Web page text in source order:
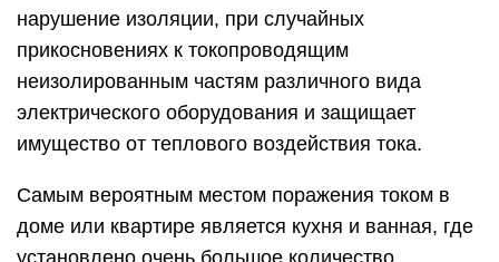
нарушение изоляции, при случайных
прикосновениях к токопроводящим
неизолированным частям различного вида
электрического оборудования и защищает
имущество от теплового воздействия тока.
Самым вероятным местом поражения током в
доме или квартире является кухня и ванная, где
установлено очень большое количество